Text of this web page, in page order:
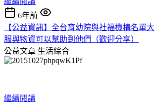
6年前
【公益資訊】全台育幼院與社福機構名單
服與物資可以幫助到他們（歡迎分享）
公益文章 生活綜合
繼續閱讀